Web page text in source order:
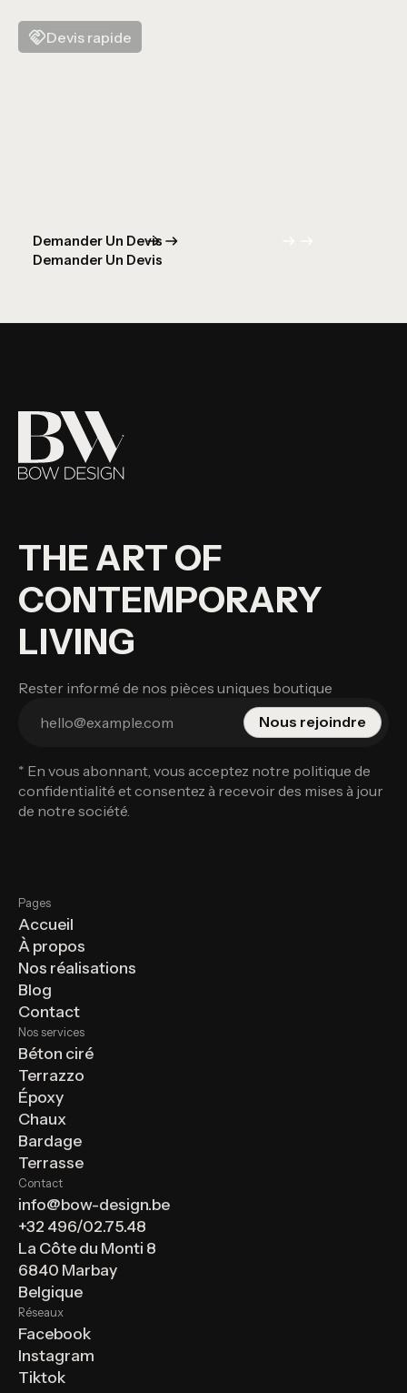
Devis rapide
Demander Un Devis
Demander Un Devis
THE ART OF
CONTEMPORARY
LIVING
Rester informé de nos pièces uniques boutique
* En vous abonnant, vous acceptez notre politique de
confidentialité et consentez à recevoir des mises à jour
de notre société.
Pages
Accueil
À propos
Nos réalisations
Blog
Contact
Nos services
Béton ciré
Terrazzo
Époxy
Chaux
Bardage
Terrasse
Contact
info@bow-design.be
+32 496/02.75.48
La Côte du Monti 8
6840 Marbay
Belgique
Réseaux
Facebook
Instagram
Tiktok